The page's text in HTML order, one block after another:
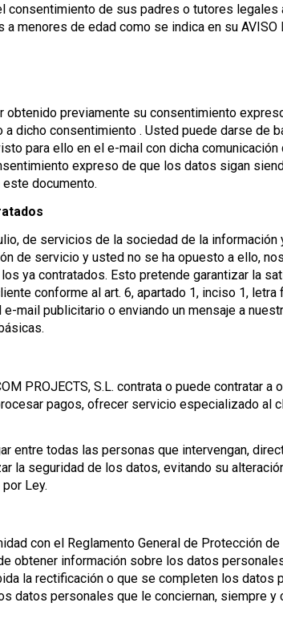
de sus padres o tutores
menores de edad como se indica en su AVISO
obtenido previamente su consentimiento
dicho consentimiento . Usted puede darse de
para ello en el e-mail con dicha
expreso de que los datos sigan
documento.
de servicios de la sociedad de la
de servicio y usted no se ha opuesto a ello,
ya contratados. Esto pretende garantizar la
conforme al art. 6, apartado 1, inciso 1,
mail publicitario o enviando un mensaje a
PROJECTS, S.L. contrata o puede contratar
pagos, ofrecer servicio especializado al
entre todas las personas que intervengan,
la seguridad de los datos, evitando su
Ley.
con el Reglamento General de Protección de
obtener información sobre los datos
la rectificación o que se completen los datos
datos personales que le conciernan, siempre y